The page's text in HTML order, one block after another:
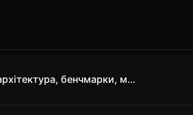
GLM-5 2026 архітектура, бенчмарки, можливості та обмеження